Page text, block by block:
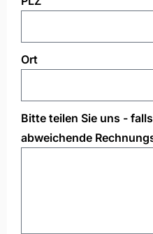
Ort
Bitte teilen Sie uns -
abweichende